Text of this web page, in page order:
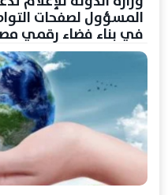
المسؤول لصفحات
في بناء فضاء رقمي